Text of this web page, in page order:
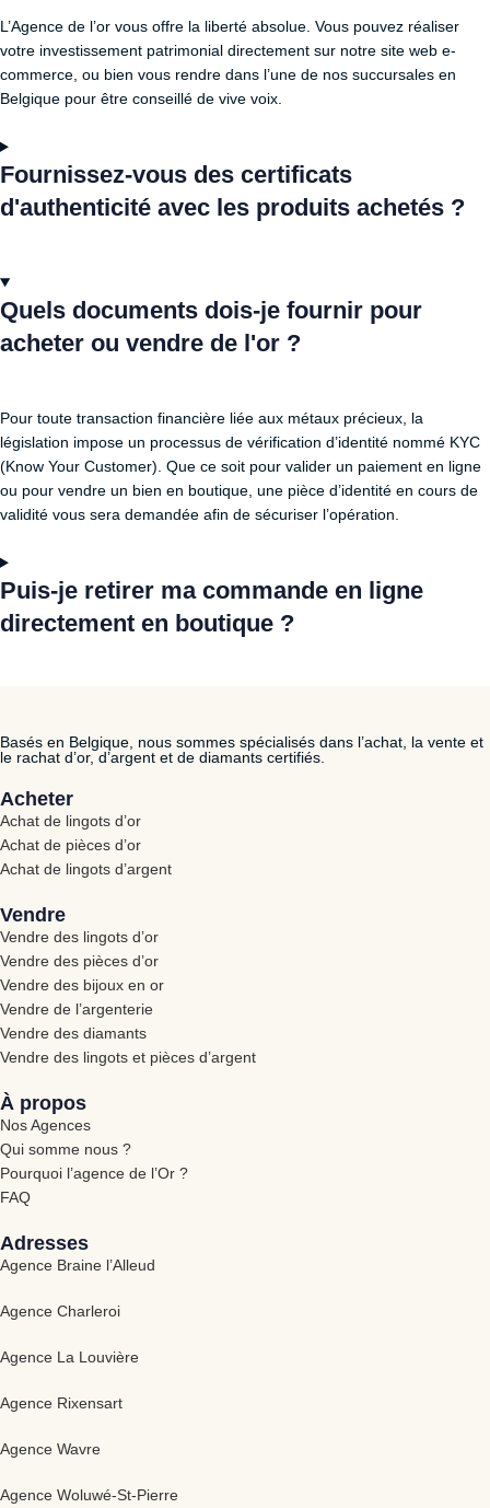
L’Agence de l’or vous offre la liberté absolue. Vous pouvez réaliser
votre investissement patrimonial directement sur notre site web e-
commerce, ou bien vous rendre dans l’une de nos succursales en
Belgique pour être conseillé de vive voix.
Fournissez-vous des certificats
d'authenticité avec les produits achetés ?
Quels documents dois-je fournir pour
acheter ou vendre de l'or ?
Pour toute transaction financière liée aux métaux précieux, la
législation impose un processus de vérification d’identité nommé KYC
(Know Your Customer). Que ce soit pour valider un paiement en ligne
ou pour vendre un bien en boutique, une pièce d’identité en cours de
validité vous sera demandée afin de sécuriser l’opération.
Puis-je retirer ma commande en ligne
directement en boutique ?
Basés en Belgique, nous sommes spécialisés dans l’achat, la vente et
le rachat d’or, d’argent et de diamants certifiés.
Acheter
Achat de lingots d’or
Achat de pièces d’or
Achat de lingots d’argent
Vendre
Vendre des lingots d’or
Vendre des pièces d’or
Vendre des bijoux en or
Vendre de l’argenterie
Vendre des diamants
Vendre des lingots et pièces d’argent
À propos
Nos Agences
Qui somme nous ?
Pourquoi l’agence de l’Or ?
FAQ
Adresses
Agence Braine l’Alleud
Agence Charleroi
Agence La Louvière
Agence Rixensart
Agence Wavre
Agence Woluwé-St-Pierre